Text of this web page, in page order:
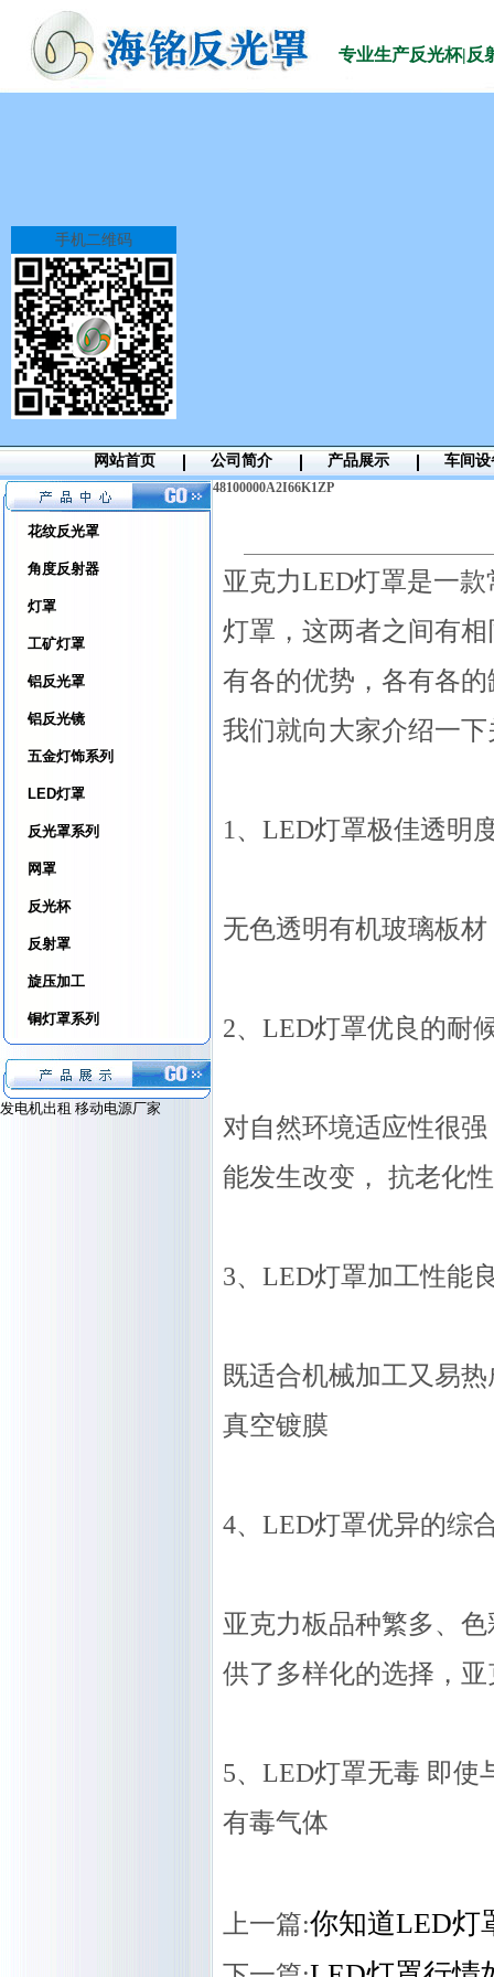
专业生产反光杯|反
网站首页 公司简介 产品展示 车间设
花纹反光罩
角度反射器
灯罩
工矿灯罩
铝反光罩
铝反光镜
五金灯饰系列
LED灯罩
反光罩系列
网罩
反光杯
反射罩
旋压加工
铜灯罩系列
发电机出租 移动电源厂家
48100000A2I66K1ZP
亚克力LED灯罩是一
灯罩，这两者之间有
有各的优势，各有各
我们就向大家介绍一
1、LED灯罩极佳透明
无色透明有机玻璃板
2、LED灯罩优良的耐
对自然环境适应性很
能发生改变， 抗老化
3、LED灯罩加工性能
既适合机械加工又易
真空镀膜
4、LED灯罩优异的综
亚克力板品种繁多、
供了多样化的选择，
5、LED灯罩无毒 即使
有毒气体
上一篇:你知道LED灯
手机二维码